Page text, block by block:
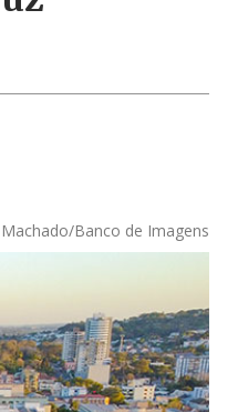
Banco de Imagens